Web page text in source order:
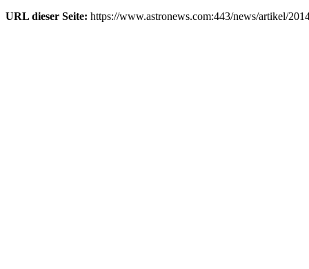
URL dieser Seite: https://www.astronews.com:443/news/artikel/